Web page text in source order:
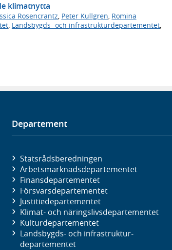
klimatnytta
Rosencrantz, Peter Kullgren, Romina
, Landsbygds- och infrastrukturdepartementet,
Departement
Statsrådsberedningen
Arbetsmarknads­departementet
Finans­departementet
Försvars­departementet
Justitie­departementet
Klimat- och näringslivs­departementet
Kultur­departementet
Landsbygds- och infrastruktur­
departementet